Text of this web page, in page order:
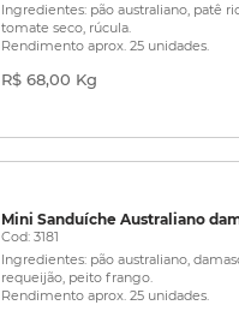
Ingredientes: pão australiano, patê
tomate seco, rúcula.
Rendimento aprox. 25 unidades.
R$ 68,00 Kg
Mini Sanduíche Australiano
Cod: 3181
Ingredientes: pão australiano,
requeijão, peito frango.
Rendimento aprox. 25 unidades.